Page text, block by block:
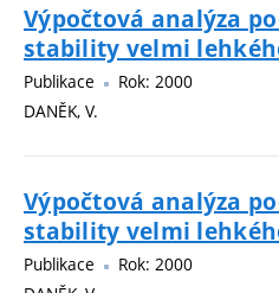
Výpočtová analýza
stability velmi
Publikace
Rok: 2000
DANĚK, V.
Výpočtová analýza
stability velmi
Publikace
Rok: 2000